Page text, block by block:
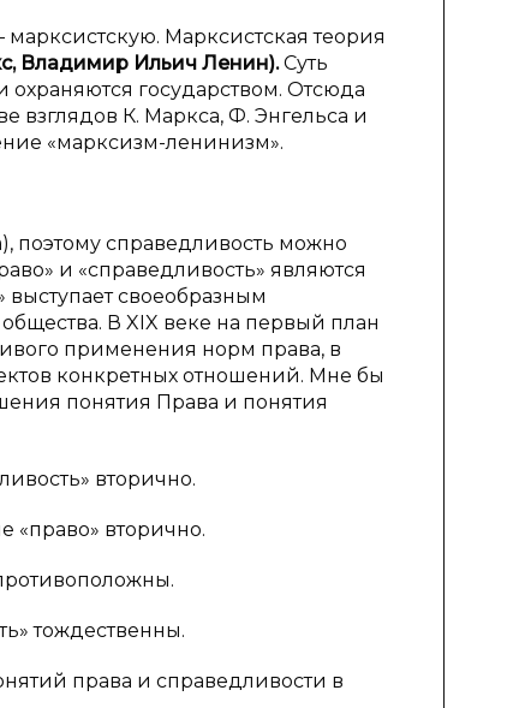
Марксистская теория
Владимир Ильич Ленин).Суть
государством. Отсюда
взглядов К. Маркса, Ф. Энгельса и
«марксизм-ленинизм».
поэтому справедливость можно
и «справедливость» являются
своеобразным
В XIX веке на первый план
применения норм права, в
конкретных отношений. Мне бы
понятия Права и понятия
вторично.
«право» вторично.
тождественны.
права и справедливости в